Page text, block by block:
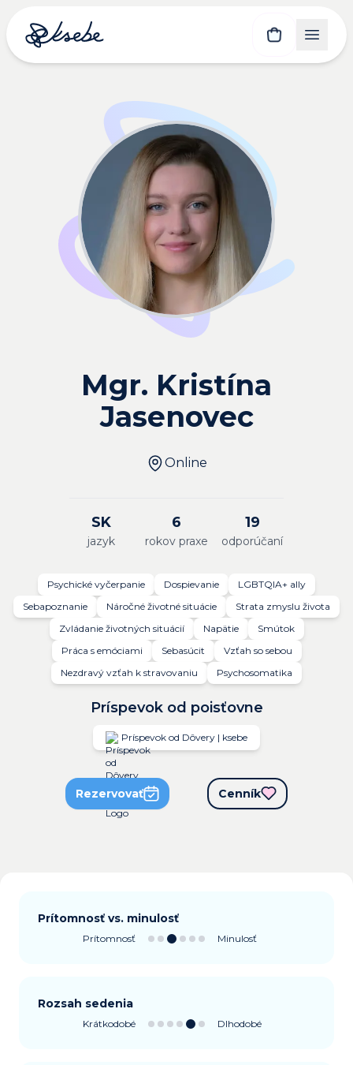
Mgr. Kristína
Jasenovec
Online
SK
jazyk
6
rokov praxe
19
odporúčaní
Psychické vyčerpanie Dospievanie
LGBTQIA+ ally
Sebapoznanie
Náročné životné situácie
Strata zmyslu života
Zvládanie životných situácií
Napätie
Smútok
Práca s emóciami
Sebasúcit
Vzťah so sebou
Nezdravý vzťah k stravovaniu
Psychosomatika
Príspevok od poisťovne
Príspevok od Dôvery | ksebe
Rezervovať Cenník
Prítomnosť vs. minulosť
Prítomnosť Minulosť
Rozsah sedenia
Krátkodobé Dlhodobé